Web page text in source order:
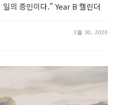
의 증인이다.” Year B 캘린더
3월 30, 2020